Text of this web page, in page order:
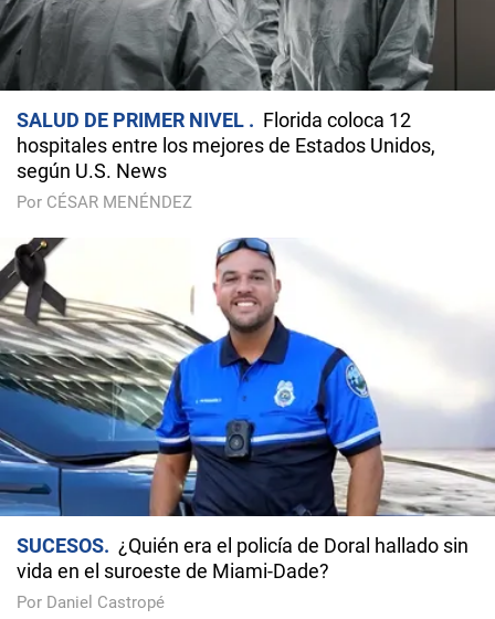
SALUD DE PRIMER NIVEL
Florida coloca 12
hospitales entre los mejores de Estados Unidos,
según U.S. News
Por CÉSAR MENÉNDEZ
SUCESOS
¿Quién era el policía de Doral hallado sin
vida en el suroeste de Miami-Dade?
Por Daniel Castropé